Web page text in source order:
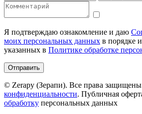
Я подтверждаю ознакомление и даю
моих персональных данных в порядке
указанных в Политике обработке
Отправить
© Zerapy (Зерапи). Все права
конфиденциальности. Публичная
обработку персональных данных